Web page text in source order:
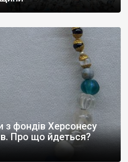
з фондів Херсонесу
Про що йдеться?